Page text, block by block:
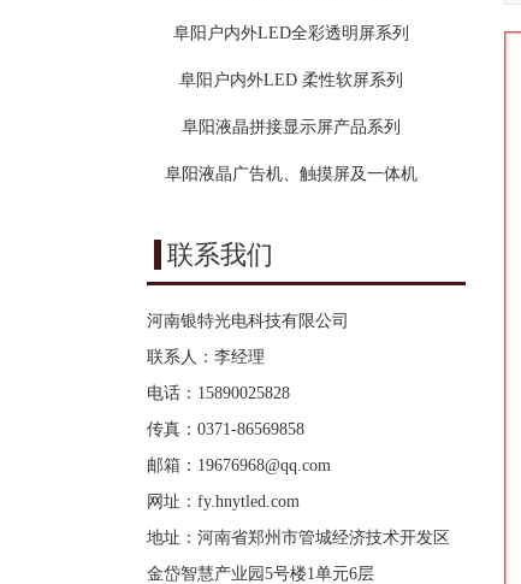
阜阳户内外LED全彩透明屏系列
阜阳户内外LED 柔性软屏系列
阜阳液晶拼接显示屏产品系列
阜阳液晶广告机、触摸屏及一体机
联系我们
河南银特光电科技有限公司
联系人：李经理
电话：15890025828
传真：0371-86569858
邮箱： 19676968@qq.com
网址： fy.hnytled.com
地址：河南省郑州市管城经济技术开发区
金岱智慧产业园5号楼1单元6层